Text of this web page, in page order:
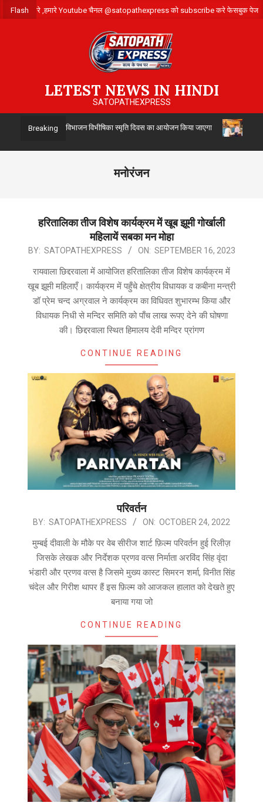
Skip
to
Flash
संपर्क करे ,हमारे Youtube चैनल @satopathexpress को subscribe करे फेसबुक
LETEST NEWS IN HINDI
SATOPATHEXPRESS
Breaking
14 अगस्त को विभाजन विभीषिका स्मृति दिवस का आयोजन किया जाएगा उत्तर
मनोरंजन
हरितालिका तीज विशेष कार्यक्रम में खूब झूमी गोर्खाली
महिलायें सबका मन मोहा
2023-
BY: SATOPATHEXPRESS ON: SEPTEMBER 16, 2023
रायवाला छिद्दरवाला में आयोजित हरितालिका तीज विशेष कार्यक्रम में
खूब झूमी महिलाएँ। कार्यक्रम में पहुँचे क्षेत्रीय विधायक व कबीना मन्त्री
डॉ प्रेम चन्द अग्रवाल ने कार्यक्रम का विधिवत शुभारम्भ किया और
विधायक निधी से मन्दिर समिति को पाँच लाख रूपए देने की घोषणा
की। छिद्दरवाला स्थित हिमालय देवी मन्दिर प्रांगण
CONTINUE READING
परिवर्तन
2022-
24
BY: SATOPATHEXPRESS ON: OCTOBER 24, 2022
मुम्बई दीवाली के मौके पर वेब सीरीज शार्ट फ़िल्म परिवर्तन हुई रिलीज़
जिसके लेखक और निर्देशक प्रणव वत्स निर्माता अरविंद सिंह वृंदा
भंडारी और प्रणव वत्स है जिसमे मुख्य कास्ट सिमरन शर्मा, विनीत सिंह
चंदेल और गिरीश थापर हैं इस फ़िल्म को आजकल हालात को देखते हुए
बनाया गया जो
CONTINUE READING